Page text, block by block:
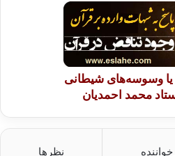
یا وسوسه‌های شیطانی
محمد احمدیان
نظرها